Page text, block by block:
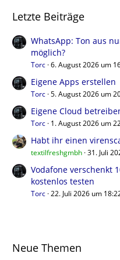
Letzte Beiträge
WhatsApp: Ton aus
möglich?
Torc 6. August 2026 um
Eigene Apps erstellen
Torc 5. August 2026 um
Eigene Cloud
Torc 1. August 2026 um
Habt ihr einen
textilfreshgmbh 31. Juli
Vodafone verschenkt
kostenlos testen
Torc 22. Juli 2026 um
Neue Themen